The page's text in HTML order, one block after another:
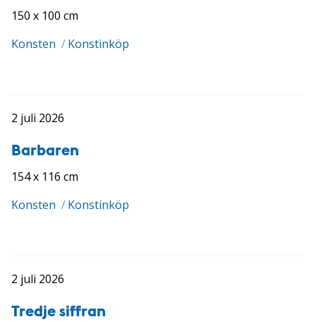
150 x 100 cm
Konsten / Konstinköp
2 juli 2026
Barbaren
154 x 116 cm
Konsten / Konstinköp
2 juli 2026
Tredje siffran